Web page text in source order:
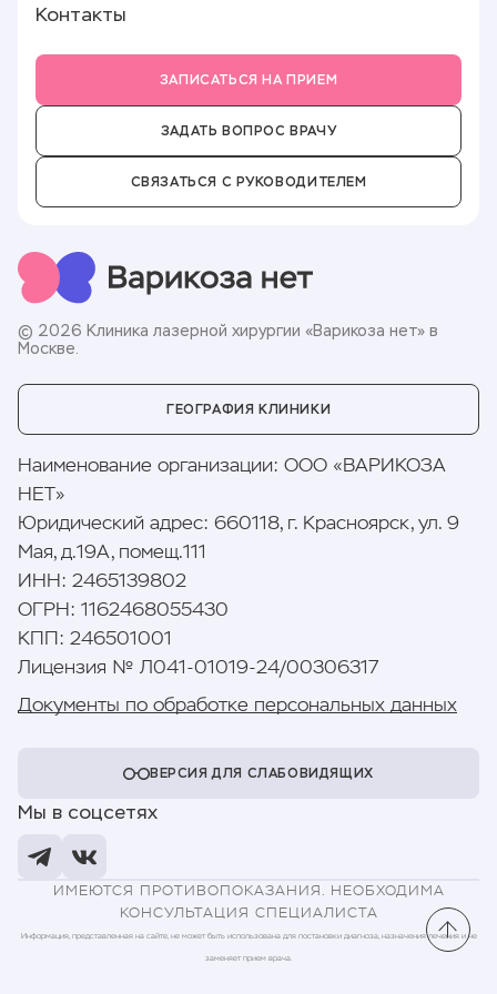
Реквизиты
Контролирующие органы
Полезные статьи
Налоговый вычет
Документы для приёма
Способы оплаты
Контакты
ЗАПИСАТЬСЯ НА ПРИЕМ
ЗАДАТЬ ВОПРОС ВРАЧУ
СВЯЗАТЬСЯ С РУКОВОДИТЕЛЕМ
© 2026 Клиника лазерной хирургии «Варикоза нет» в
Москве.
ГЕОГРАФИЯ КЛИНИКИ
Наименование организации: ООО «ВАРИКОЗА
НЕТ»
Юридический адрес: 660118, г. Красноярск, ул. 9
Мая, д.19А, помещ.111
ИНН: 2465139802
ОГРН: 1162468055430
КПП : 246501001
Лицензия № Л041-01019-24/00306317
Документы по обработке персональных данных
ВЕРСИЯ ДЛЯ СЛАБОВИДЯЩИХ
Мы в соцсетях
ИМЕЮТСЯ ПРОТИВОПОКАЗАНИЯ. НЕОБХОДИМА
КОНСУЛЬТАЦИЯ СПЕЦИАЛИСТА
Информация, представленная на сайте, не может быть использована для постановки диагноза, назначения лечения и не
заменяет прием врача.